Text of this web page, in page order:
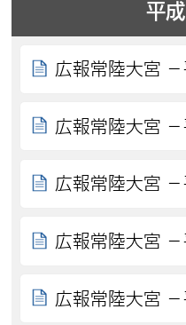
平
広報常陸大宮
広報常陸大宮
広報常陸大宮
広報常陸大宮
広報常陸大宮